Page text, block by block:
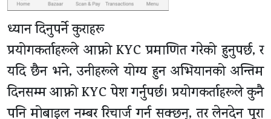
ध्यान दिनुपर्ने कुराहरू
प्रयोगकर्ताहरूले आफ्नो KYC प्रमाणित गरेको हुनुपर्छ, र
यदि छैन भने, उनीहरूले योग्य हुन अभियानको अन्तिम
दिनसम्म आफ्नो KYC पेश गर्नुपर्छ। प्रयोगकर्ताहरूले कुनै